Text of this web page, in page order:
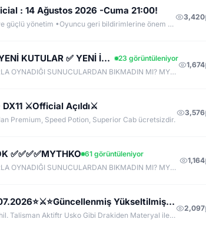
: 14 Ağustos 2026 -Cuma 21:00!
Neden Evaluate MYKO ? •MYKO sektöründe tecrübeli ve güçlü yönetim •Oyuncu geri bildirimlerine önem veren şeffaf yapı •Play to Win odaklı sistem anlayışı •Dengeli ekonomi ve sürdürülebilir oyun yapısı •Uzun soluklu, plansız kapanma riski olmayan sunucu vizyonu ️Neden VACS Client? Evaluate MYKOKO’da VACS Client altyapısı tercih edilmiştir. Bunun başlıca sebepleri: •4K Client EXE desteği ile yüksek stabilite •Uyumlu sistemlerde 1.000+ FPS performans •Virüssüz, temiz ve optimize edilmiş
3,420
✅CUMA GÜNÜ 20:00✅MYTHKO .COM⚔️AKARA's TAKI ✅ YENİ KUTULAR ✅ YENİ İTEMLER ✅ FULL PUS BAŞLA✅
23 görüntüleniyor
2-3 İTEM ETRAFINDA DÖNEN, HERKESİN AYNI EŞYALARLA OYNADIĞI SUNUCULARDAN BIKMADIN MI? MYTHKO'DA YENİ WEAPON BOXLARI, TAKI SİSTEMLERİ, DRAGON ARMOR, PERK STAT, GÖREVLER, FARM ALANLARI VE KAZANÇ DOLU ETKİNLİKLER SENİ BEKLİYOR! ONLİNE KAL, KC KAZAN, KİLL AL PARA KAZAN, CR VE ETKİNLİKLERDEN ÖDÜLLER TOPLA. BİZDE AMAÇ SADECE PUS DEĞİL; UZUN SOLUKLU, EMEK VERDİKÇE KAZANDIĞIN GERÇEK BİR PvP DENEYİMİ!
1,674
⚔️Official Açıldı⚔️
Premium, Speed Potion, Superior Cab ücretsizdir.
3,576
✅✅✅✅MYTHKO 61 görüntüleniyor
2-3 İTEM ETRAFINDA DÖNEN, HERKESİN AYNI EŞYALARLA OYNADIĞI SUNUCULARDAN BIKMADIN MI? MYTHKO'DA YENİ WEAPON BOXLARI, TAKI SİSTEMLERİ, DRAGON ARMOR, PERK STAT, GÖREVLER, FARM ALANLARI VE KAZANÇ DOLU ETKİNLİKLER SENİ BEKLİYOR! ONLİNE KAL, KC KAZAN, KİLL AL PARA KAZAN, CR VE ETKİNLİKLERDEN ÖDÜLLER TOPLA. BİZDE AMAÇ SADECE PUS DEĞİL; UZUN SOLUKLU, EMEK VERDİKÇE KAZANDIĞIN GERÇEK BİR PvP DENEYİMİ!
1,164
⚔️ ⭐ İronArena.Net ⚔️ ⭐ v24xx Light-Farm Server ⭐⚔️⭐ 31.07.2026⭐⚔️⭐Güncellenmiş Yükseltilmiş Drop ve
LightFarm Serverimize Hoşgeldniz. Draki Full Pus atmaktadir Vip Paket Dahil. Talisman Aktiftr Usko Gibi Drakiden Materyal ile Yapılmaktadir.
2,097